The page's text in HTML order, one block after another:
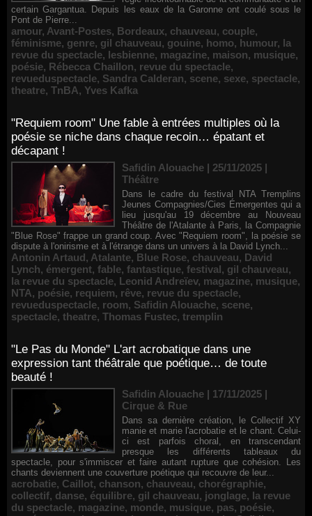
certain Gargantua. Depuis les eaux de la Garonne ont coulé sous le
Pont de Pierre...
amour, Avant-Postes, Bordeaux, chauveau, couple,
féminisme, genre, gil chauveau, gouine, homo, humour, la
revue du spectacle, lesbienne, magazine, maison, musique,
poésie, Rébecca Chaillon, revue du spectacle,
revueduspectacle, Sandra Calderan, scene, sexe, spectacle,
theatre, TnBA, Yves Kafka
"Requiem room" Une fable à entrées multiples où la
poésie se niche dans chaque recoin… épatant et
décapant !
Safidin Alouache | 25/11/2025 |
Théâtre
Dans le cadre du festival NTA Tremplins
Jeunes Compagnies/Cies Émergentes qui a
lieu jusqu'au 19 décembre au Nouveau
Théâtre de l'Atalante à Paris, la Compagnie
"Blue Rose" frappe un grand coup. Avec "Requiem room", la poésie se
dispute à l'onirisme et à l'étrange dans un univers à la David Lynch...
Antonin Artaud, Atalante, Blue Rose, chauveau, David
Lynch, émergent, fable, fantastique, festival, gil chauveau,
la revue du spectacle, Leonid Andreïev, magazine, musique,
NTA, poésie, requiem, rêve, revue du spectacle,
revueduspectacle, room, Safidin Alouache, scene,
spectacle, theatre, Thomas Fustec, tremplin
"Le Pas du Monde" L'art acrobatique dans une
expression tant théâtrale que poétique… de toute
beauté !
Safidin Alouache | 17/11/2025 |
Cirque & Rue
Dans sa dernière création, le Collectif XY
manie et marie l'acrobatie et le chant. Celui-
ci est parfois choral, en transcendant
presque les différents tableaux du
spectacle, pour s'immiscer et faire autant rupture que cohésion. Les
chants deviennent une couverture poétique qui recouvre de leur...
acrobatie, Caillot, chanson, chauveau, chorégraphie,
collectif, danse, équilibre, gil chauveau, jonglage, la revue
du spectacle, magazine, monde, musique, pas, poésie,